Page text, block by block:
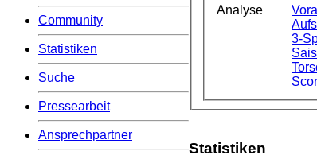
Community
Statistiken
Suche
Pressearbeit
Ansprechpartner
Analyse
3-
Statistiken